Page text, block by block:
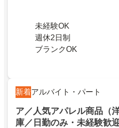
未経験OK
週休2日制
ブランクOK
新着アルバイト・パート
ア／人気アパレル商品（
庫／日勤のみ・未経験歓